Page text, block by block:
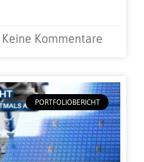
Keine Kommentare
PORTFOLIOBERICHT